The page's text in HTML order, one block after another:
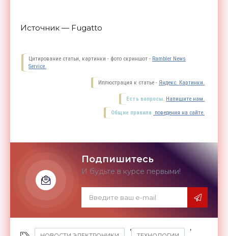
Источник — Fugatto
Цитирование статьи, картинки - фото скриншот - Rambler News
Service.
Иллюстрация к статье - Яндекс. Картинки.
Есть вопросы. Напишите нам.
Общие правила поведения на сайте.
Подпишитесь
И будьте в курсе первыми!
, ,